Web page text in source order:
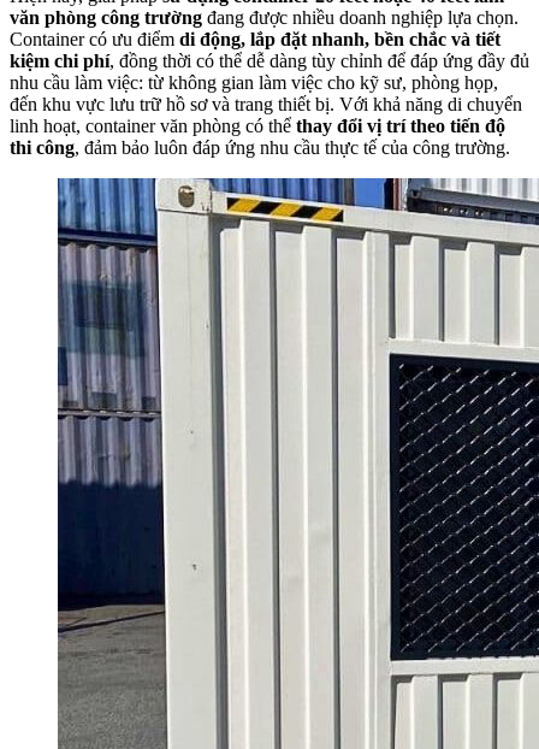
văn phòng công trường đang được nhiều doanh nghiệp lựa chọn.
Container có ưu điểm di động, lắp đặt nhanh, bền chắc và tiết
kiệm chi phí, đồng thời có thể dễ dàng tùy chỉnh để đáp ứng đầy đủ
nhu cầu làm việc: từ không gian làm việc cho kỹ sư, phòng họp,
đến khu vực lưu trữ hồ sơ và trang thiết bị. Với khả năng di chuyển
linh hoạt, container văn phòng có thể thay đổi vị trí theo tiến độ
thi công, đảm bảo luôn đáp ứng nhu cầu thực tế của công trường.